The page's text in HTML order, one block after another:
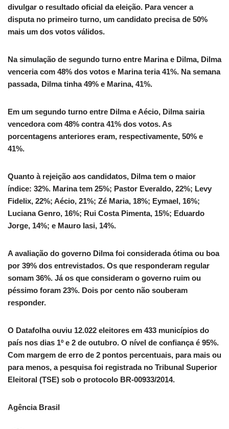
divulgar o resultado oficial da eleição. Para vencer a
disputa no primeiro turno, um candidato precisa de 50%
mais um dos votos válidos.
Na simulação de segundo turno entre Marina e Dilma, Dilma
venceria com 48% dos votos e Marina teria 41%. Na semana
passada, Dilma tinha 49% e Marina, 41%.
Em um segundo turno entre Dilma e Aécio, Dilma sairia
vencedora com 48% contra 41% dos votos. As
porcentagens anteriores eram, respectivamente, 50% e
41%.
Quanto à rejeição aos candidatos, Dilma tem o maior
índice: 32%. Marina tem 25%; Pastor Everaldo, 22%; Levy
Fidelix, 22%; Aécio, 21%; Zé Maria, 18%; Eymael, 16%;
Luciana Genro, 16%; Rui Costa Pimenta, 15%; Eduardo
Jorge, 14%; e Mauro Iasi, 14%.
A avaliação do governo Dilma foi considerada ótima ou boa
por 39% dos entrevistados. Os que responderam regular
somam 36%. Já os que consideram o governo ruim ou
péssimo foram 23%. Dois por cento não souberam
responder.
O Datafolha ouviu 12.022 eleitores em 433 municípios do
país nos dias 1º e 2 de outubro. O nível de confiança é 95%.
Com margem de erro de 2 pontos percentuais, para mais ou
para menos, a pesquisa foi registrada no Tribunal Superior
Eleitoral (TSE) sob o protocolo BR-00933/2014.
Agência Brasil